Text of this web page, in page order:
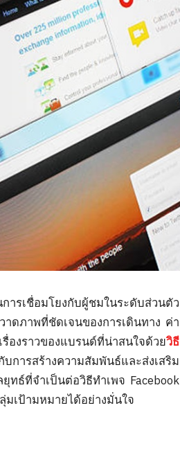
ารเชื่อมโยงกับผู้ชมในระดับส่วนตัว
ดภาพที่ชัดเจนของการเดินทาง ค่า
องราวของแบรนด์ที่น่าสนใจด้วยวิธี
การสร้างความสัมพันธ์และส่งเสริม
ธ์ที่จำเป็นต่อวิธีทำเพจ Facebook
มเป้ามหมายได้อย่างมั่นใจ